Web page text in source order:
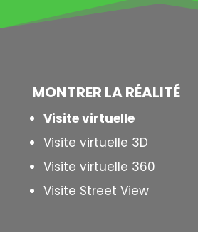
MONTRER LARÉALITÉ
Visite virtuelle
Visite virtuelle 3D
Visite virtuelle 360
Visite Street View